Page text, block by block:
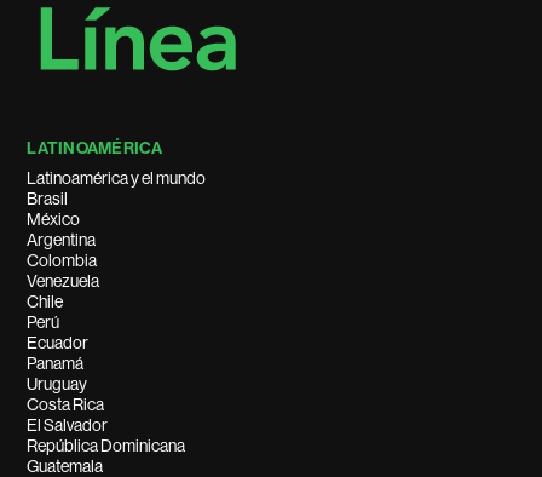
LATINOAMÉRICA
Latinoamérica y el mundo
Brasil
México
Argentina
Colombia
Venezuela
Chile
Perú
Ecuador
Panamá
Uruguay
Costa Rica
El Salvador
República Dominicana
Guatemala